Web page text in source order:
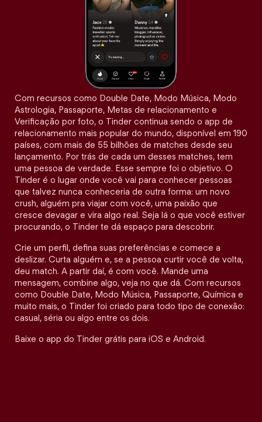
Com recursos como Double Date, Modo Música, Modo
Astrologia, Passaporte, Metas de relacionamento e
Verificação por foto, o Tinder continua sendo o app de
relacionamento mais popular do mundo, disponível em 190
países, com mais de 55 bilhões de matches desde seu
lançamento. Por trás de cada um desses matches, tem
uma pessoa de verdade. Esse sempre foi o objetivo. O
Tinder é o lugar onde você vai para conhecer pessoas
que talvez nunca conheceria de outra forma: um novo
crush, alguém pra viajar com você, uma paixão que
cresce devagar e vira algo real. Seja lá o que você estiver
procurando, o Tinder te dá espaço para descobrir.
Crie um perfil, defina suas preferências e comece a
deslizar. Curta alguém e, se a pessoa curtir você de volta,
deu match. A partir daí, é com você. Mande uma
mensagem, combine algo, veja no que dá. Com recursos
como Double Date, Modo Música, Passaporte, Química e
muito mais, o Tinder foi criado para todo tipo de conexão:
casual, séria ou algo entre os dois.
Baixe o app do Tinder grátis para iOS e Android.